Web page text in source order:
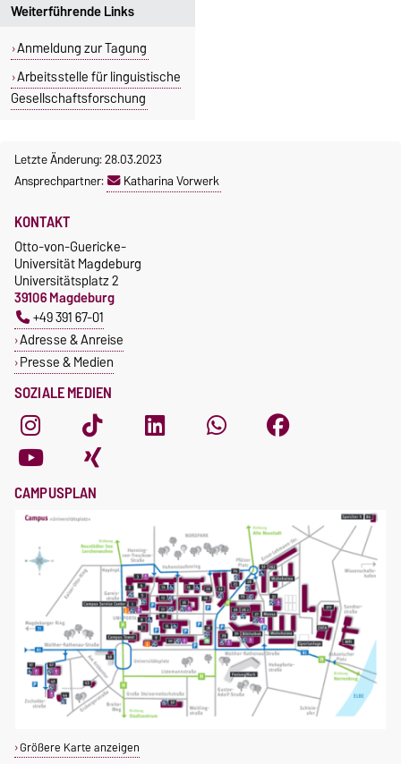
Weiterführende Links
Anmeldung zur Tagung
Arbeitsstelle für linguistische
Gesellschaftsforschung
Letzte Änderung: 28.03.2023
Ansprechpartner:
Katharina Vorwerk
SOZIALE MEDIEN
KONTAKT
Otto-von-Guericke-
Universität Magdeburg
Universitätsplatz 2
39106 Magdeburg
+49 391 67-01
Adresse & Anreise
Presse & Medien
CAMPUSPLAN
Größere Karte anzeigen